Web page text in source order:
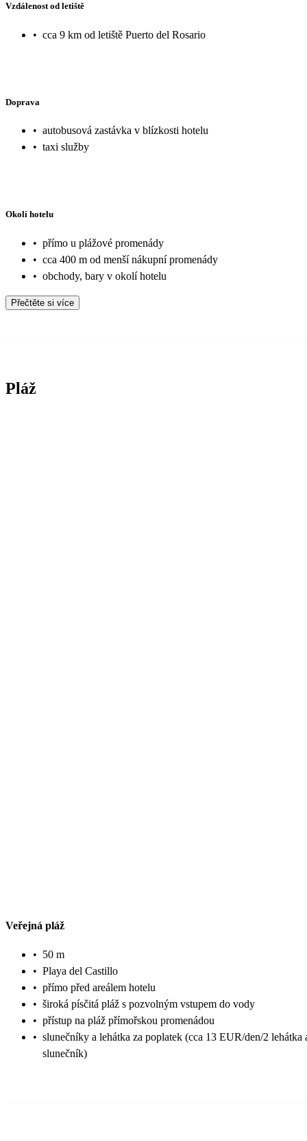
Vzdálenost od letiště
• cca 9 km od letiště Puerto del Rosario
Doprava
• autobusová zastávka v blízkosti hotelu
• taxi služby
Okolí hotelu
• přímo u plážové promenády
• cca 400 m od menší nákupní promenády
• obchody, bary v okolí hotelu
Přečtěte si více
Pláž
Veřejná pláž
• 50 m
• Playa del Castillo
• přímo před areálem hotelu
• široká písčitá pláž s pozvolným vstupem do vody
• přístup na pláž přímořskou promenádou
• slunečníky a lehátka za poplatek (cca 13 EUR/den/2 lehátka
slunečník)